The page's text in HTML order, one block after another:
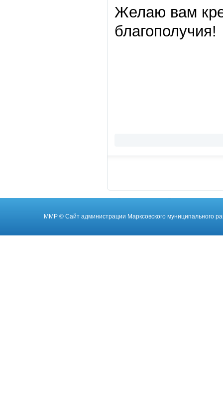
Желаю вам
благополучия!
ММР © Cайт администрации Марксовского муниципального